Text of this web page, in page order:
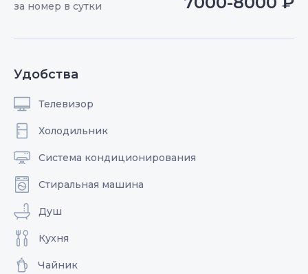
за номер в сутки
Удобства
Телевизор
Холодильник
Система кондиционирования
Стиральная машина
Душ
Кухня
Чайник